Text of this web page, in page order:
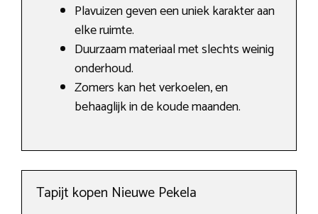
Plavuizen geven een uniek karakter aan
elke ruimte.
Duurzaam materiaal met slechts weinig
onderhoud.
Zomers kan het verkoelen, en
behaaglijk in de koude maanden.
Tapijt kopen Nieuwe Pekela